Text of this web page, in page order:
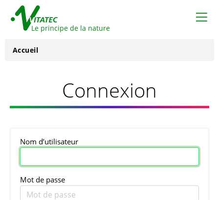
Le principe de la nature
Accueil
Connexion
Nom d’utilisateur
Mot de passe